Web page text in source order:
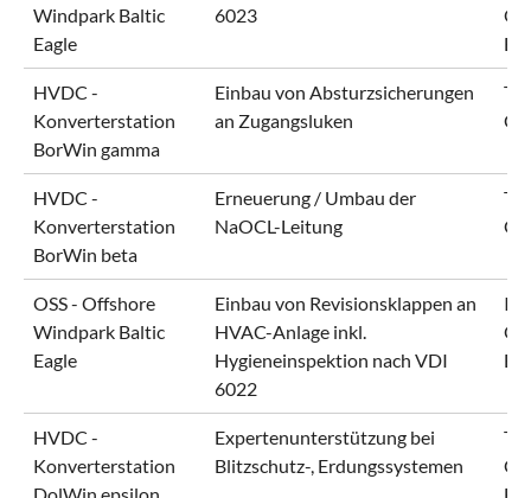
Windpark Baltic
Eagle
6023
HVDC -
Konverterstation
BorWin gamma
Einbau von Absturzsicherungen
an Zugangsluken
HVDC -
Konverterstation
BorWin beta
Erneuerung / Umbau der
NaOCL-Leitung
OSS - Offshore
Windpark Baltic
Eagle
Einbau von Revisionsklappen an
HVAC-Anlage inkl.
Hygieneinspektion nach VDI
6022
HVDC -
Konverterstation
Expertenunterstützung bei
Blitzschutz-, Erdungssystemen